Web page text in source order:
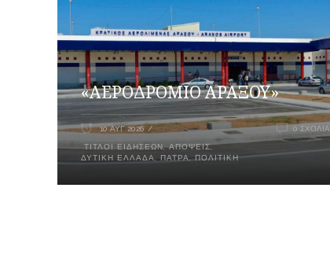
«ΑΕΡΟΔΡΟΜΙΟ ΑΡΑΞΟΥ»
10 ΑΥΓ 2026
ΤΊΤΛΟΙ ΕΙΔΉΣΕΩΝ,ΑΠΌΨΕΙΣ,
ΔΥΤΙΚΉ ΕΛΛΆΔΑ
ΠΆΤΡΑ ,ΠΟΛΙΤΙΚΉ
0 ΣΧΌΛΙΑ